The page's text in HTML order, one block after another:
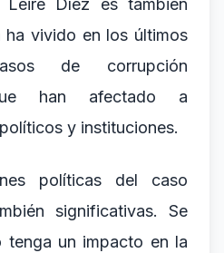
Díez es también
ha vivido en los últimos
de corrupción
han afectado a
y instituciones.
políticas del caso
significativas. Se
tenga un impacto en la